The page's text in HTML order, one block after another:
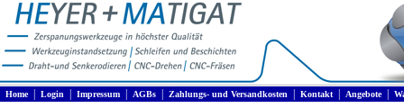
Home| Login Impressum AGBs Zahlungs- und Versandkosten Kontakt| Angebote|